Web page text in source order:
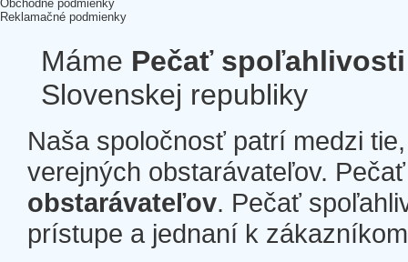
Obchodné podmienky
Reklamačné podmienky
Máme Pečať spoľahlivosti
Slovenskej republiky
Naša spoločnosť patrí medzi
verejných obstarávateľov.
obstarávateľov. Pečať
prístupe a jednaní k